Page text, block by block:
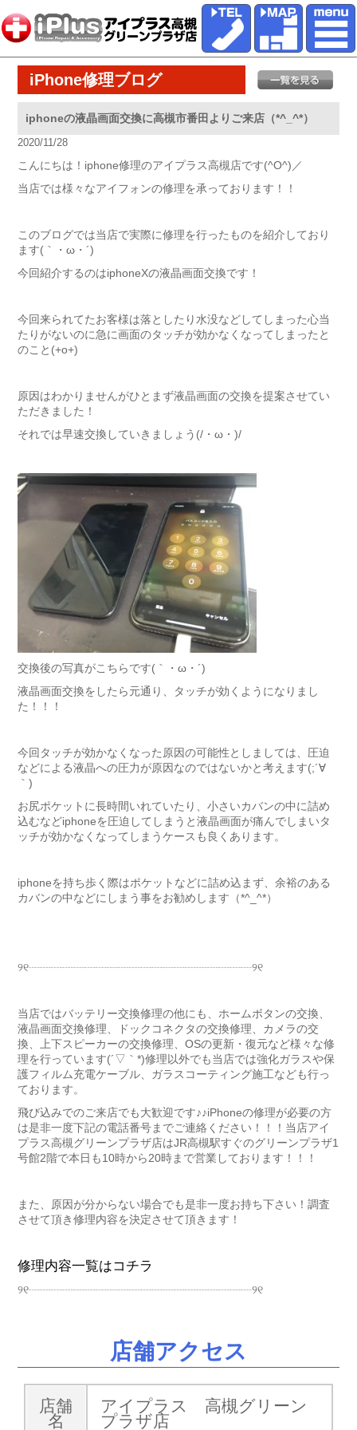
iPhone修理ブログ
iphoneの液晶画面交換に高槻市番田よりご来店（*^_^*）
2020/11/28
こんにちは！iphone修理のアイプラス高槻店です(^O^)／
当店では様々なアイフォンの修理を承っております！！
このブログでは当店で実際に修理を行ったものを紹介しており
ます(｀・ω・´)ゞ
今回紹介するのはiphoneXの液晶画面交換です！
今回来られてたお客様は落としたり水没などしてしまった心当
たりがないのに急に画面のタッチが効かなくなってしまったと
のこと(+o+)
原因はわかりませんがひとまず液晶画面の交換を提案させてい
ただきました！
それでは早速交換していきましょう(/・ω・)/
交換後の写真がこちらです(｀・ω・´)
液晶画面交換をしたら元通り、タッチが効くようになりまし
た！！！
今回タッチが効かなくなった原因の可能性としましては、圧迫
などによる液晶への圧力が原因なのではないかと考えます(;´∀
｀)
お尻ポケットに長時間いれていたり、小さいカバンの中に詰め
込むなどiphoneを圧迫してしまうと液晶画面が痛んでしまいタ
ッチが効かなくなってしまうケースも良くあります。
iphoneを持ち歩く際はポケットなどに詰め込まず、余裕のある
カバンの中などにしまう事をお勧めします（*^_^*）
୨୧┈┈┈┈┈┈┈┈┈┈┈┈┈┈┈┈┈┈┈┈୨୧
当店ではバッテリー交換修理の他にも、ホームボタンの交換、
液晶画面交換修理、ドックコネクタの交換修理、カメラの交
換、上下スピーカーの交換修理、OSの更新・復元など様々な修
理を行っています(´▽｀*)修理以外でも当店では強化ガラスや保
護フィルム充電ケーブル、ガラスコーティング施工なども行っ
ております。
飛び込みでのご来店でも大歓迎です♪♪iPhoneの修理が必要の方
は是非一度下記の電話番号までご連絡ください！！！当店アイ
プラス高槻グリーンプラザ店はJR高槻駅すぐのグリーンプラザ1
号館2階で本日も10時から20時まで営業しております！！！
また、原因が分からない場合でも是非一度お持ち下さい！調査
させて頂き修理内容を決定させて頂きます！
修理内容一覧はコチラ
୨୧┈┈┈┈┈┈┈┈┈┈┈┈┈┈┈┈┈┈┈┈୨୧
店舗アクセス
店舗
名
アイプラス 高槻グリーン
プラザ店